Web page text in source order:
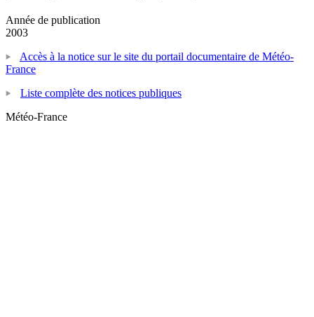
Année de publication
2003
Accès à la notice sur le site du portail documentaire de Météo-
France
Liste complète des notices publiques
Météo-France